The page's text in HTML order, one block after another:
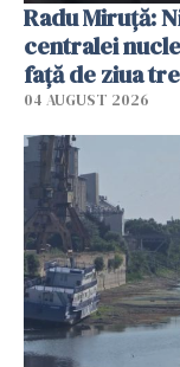
Radu Miruţă:
centralei
faţă de ziua
04 AUGUST 2026